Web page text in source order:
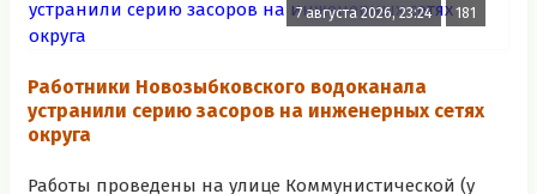
7 августа 2026, 23:24 181
Работники Новозыбковского водоканала
устранили серию засоров на инженерных сетях
округа
Работы проведены на улице Коммунистической (у